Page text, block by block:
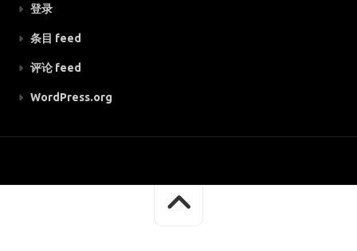
登录
条目 feed
评论 feed
WordPress.org